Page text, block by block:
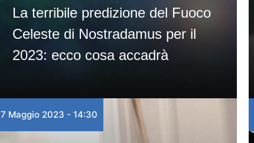
La terribile predizione del Fuoco
Celeste di Nostradamus per il
2023: ecco cosa accadrà
7 Maggio 2023 - 14:30